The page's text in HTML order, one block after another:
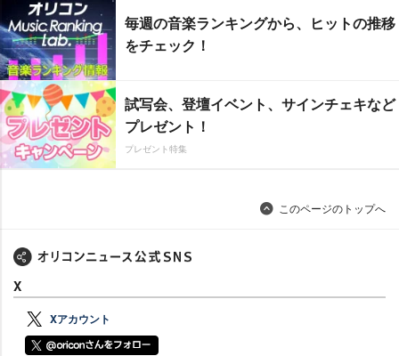
毎週の音楽ランキングから、ヒットの推移
をチェック！
試写会、登壇イベント、サインチェキなど
プレゼント！
プレゼント特集
このページのトップへ
X
Xアカウント